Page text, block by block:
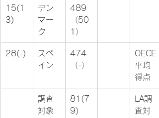
15(1
3)
デン
マー
ク
489
（50
1）
28(-)
スペ
イン
474
（-）
OECE
平均
得点
調査
対象
81(7
9)
LA調
査対